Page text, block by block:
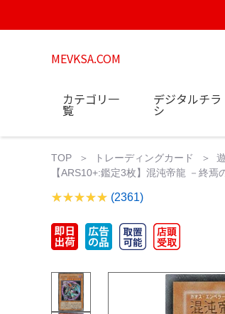
MEVKSA.COM
カテゴリ一
覧
デジタルチラ
シ
TOP トレーディングカード
【ARS10+:鑑定3枚】混沌帝龍 －終
(2361)